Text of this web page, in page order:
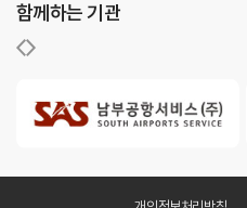
함께하는 기관